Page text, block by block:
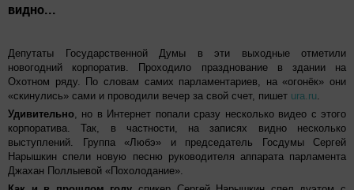
видно...
Депутаты Государственной Думы в эти выходные отметили
новогодний корпоратив. Проходило празднование в здании на
Охотном ряду. По словам самих парламентариев, на «огонёк» они
«скинулись» сами и проводили вечер за свой счет, пишет ura.ru.
Удивительно, но в Интернет попали сразу несколько видео с этого
корпоратива. Так, в частности, на записях видно несколько
выступлений. Группа «Любэ» и председатель Госдумы Сергей
Нарышкин спели новую песню руководителя аппарата парламента
Джахан Поллыевой «Похолодание».